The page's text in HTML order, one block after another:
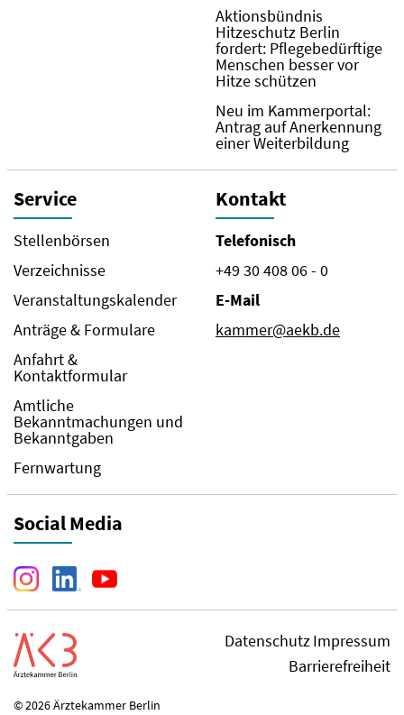
Aktionsbündnis
Hitzeschutz Berlin
fordert: Pflegebedürftige
Menschen besser vor
Hitze schützen
Neu im Kammerportal:
Antrag auf Anerkennung
einer Weiterbildung
Service
Stellenbörsen
Verzeichnisse
Veranstaltungskalender
Anträge & Formulare
Anfahrt &
Kontaktformular
Amtliche
Bekanntmachungen und
Bekanntgaben
Fernwartung
Kontakt
Telefonisch
+49 30 408 06 - 0
E-Mail
kammer@aekb.de
Social Media
DatenschutzImpressum
Barrierefreiheit
© 2026 Ärztekammer Berlin